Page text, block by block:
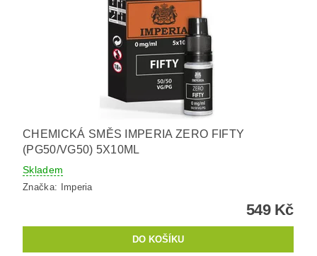
CHEMICKÁ SMĚS IMPERIA ZERO FIFTY
(PG50/VG50) 5X10ML
Skladem
Značka: Imperia
549 Kč